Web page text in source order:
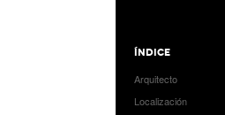
ÍNDICE
Arquitecto
Localización